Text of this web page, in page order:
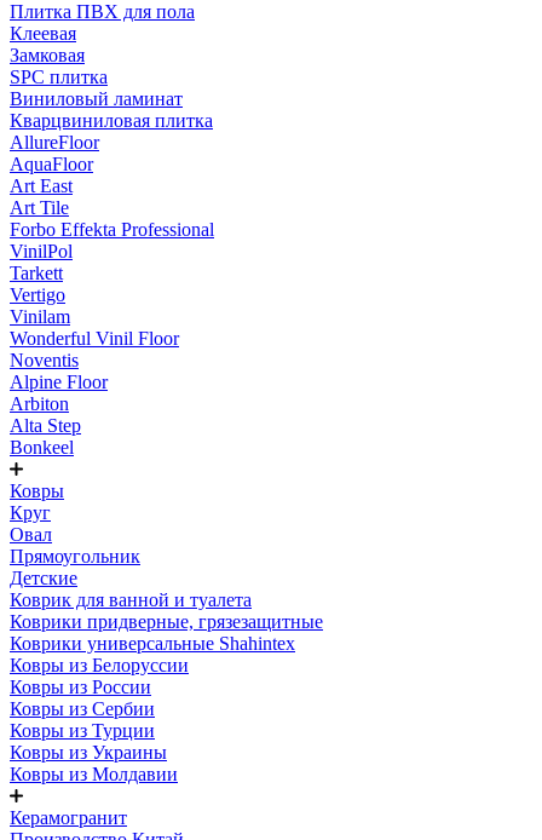
Плитка ПВХ для пола
Клеевая
Замковая
SPC плитка
Виниловый ламинат
Кварцвиниловая плитка
AllureFloor
AquaFloor
Art East
Art Tile
Forbo Effekta Professional
VinilPol
Tarkett
Vertigo
Vinilam
Wonderful Vinil Floor
Noventis
Alpine Floor
Arbiton
Alta Step
Bonkeel
Ковры
Круг
Овал
Прямоугольник
Детские
Коврик для ванной и туалета
Коврики придверные, грязезащитные
Коврики универсальные Shahintex
Ковры из Белоруссии
Ковры из России
Ковры из Сербии
Ковры из Турции
Ковры из Украины
Ковры из Молдавии
Керамогранит